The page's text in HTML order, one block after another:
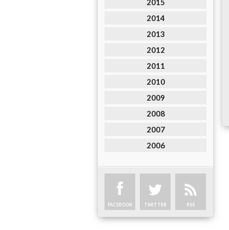
2015
2014
2013
2012
2011
2010
2009
2008
2007
2006
FACEBOOK TWITTER RSS